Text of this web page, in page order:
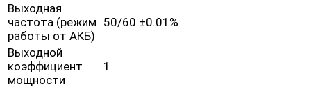
Выходная
частота (режим
работы от АКБ)
50/60 ±0.01%
Выходной
коэффициент
мощности
1